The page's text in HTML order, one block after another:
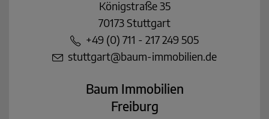
Königstraße 35
70173 Stuttgart
+49 (0) 711 - 217 249 505
stuttgart@baum-immobilien.de
Baum Immobilien
Freiburg